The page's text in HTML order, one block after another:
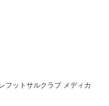
ットサルクラブ メディカ